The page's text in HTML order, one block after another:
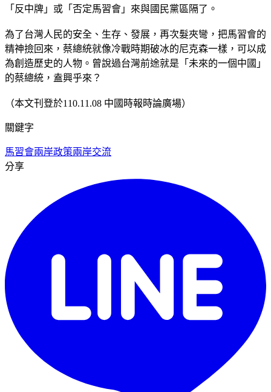
「反中牌」或「否定馬習會」來與國民黨區隔了。
為了台灣人民的安全、生存、發展，再次髮夾彎，把馬習會的
精神撿回來，蔡總統就像冷戰時期破冰的尼克森一樣，可以成
為創造歷史的人物。曾說過台灣前途就是「未來的一個中國」
的蔡總統，盍興乎來？
（本文刊登於110.11.08 中國時報時論廣場）
關鍵字
馬習會兩岸政策兩岸交流
分享